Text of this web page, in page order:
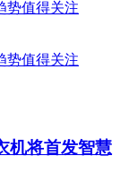
机将首发智慧